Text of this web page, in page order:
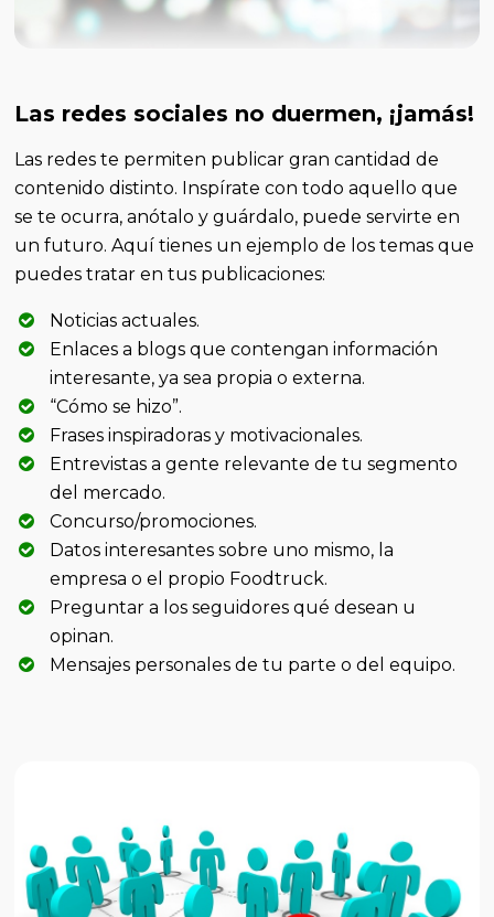
Las redes sociales no duermen, ¡jamás!
Las redes te permiten publicar gran cantidad de
contenido distinto. Inspírate con todo aquello que
se te ocurra, anótalo y guárdalo, puede servirte en
un futuro. Aquí tienes un ejemplo de los temas que
puedes tratar en tus publicaciones:
Noticias actuales.
Enlaces a blogs que contengan información
interesante, ya sea propia o externa.
“Cómo se hizo”.
Frases inspiradoras y motivacionales.
Entrevistas a gente relevante de tu segmento
del mercado.
Concurso/promociones.
Datos interesantes sobre uno mismo, la
empresa o el propio Foodtruck.
Preguntar a los seguidores qué desean u
opinan.
Mensajes personales de tu parte o del equipo.